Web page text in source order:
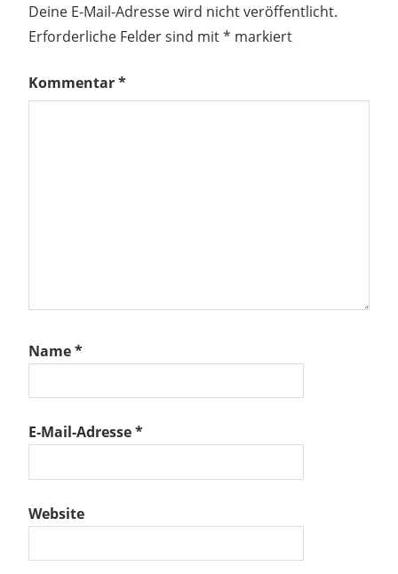
Deine E-Mail-Adresse wird nicht veröffentlicht.
Erforderliche Felder sind mit* markiert
Kommentar*
Name*
E-Mail-Adresse*
Website